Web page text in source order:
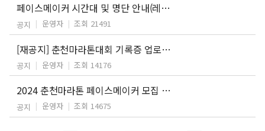
페이스메이커 시간대 및 명단 안내(레패 명단 추가)
공지 운영자 조회 21491
[재공지] 춘천마라톤대회 기록증 업로드 안내
공지 운영자 조회 14176
2024 춘천마라톤 페이스메이커 모집 안내
공지 운영자 조회 14675